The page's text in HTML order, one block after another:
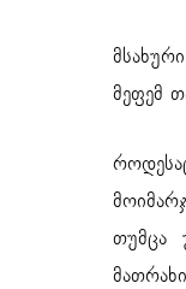
მეფემ
თუმცა